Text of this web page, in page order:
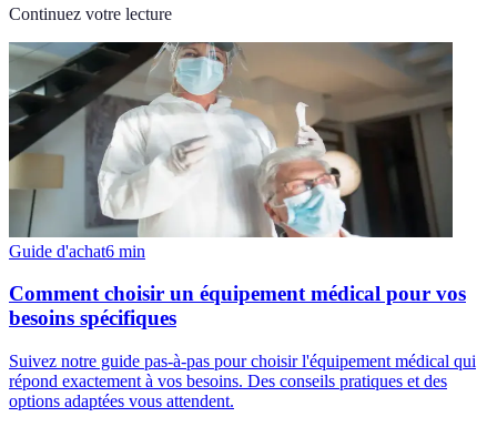
Continuez votre lecture
Guide d'achat6 min
Comment choisir un équipement médical pour vos
besoins spécifiques
Suivez notre guide pas-à-pas pour choisir l'équipement médical qui
répond exactement à vos besoins. Des conseils pratiques et des
options adaptées vous attendent.